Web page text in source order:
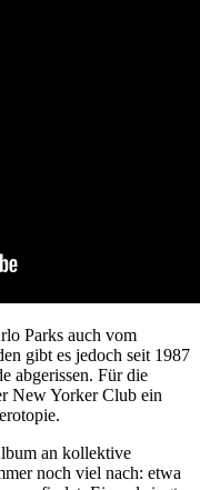
Parks auch vom
gibt es jedoch seit 1987
abgerissen. Für die
New Yorker Club ein
an kollektive
noch viel nach: etwa